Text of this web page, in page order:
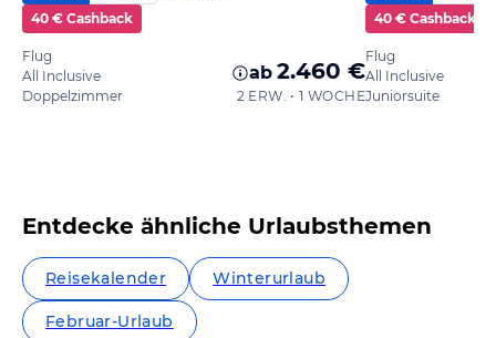
40 € Cashback
Flug
All Inclusive
Doppelzimmer
ab 2.460 €
2 ERW. • 1 WOCHE
40 € Cashback
Flug
All Inclusive
Juniorsuite
Entdecke ähnliche Urlaubsthemen
Reisekalender Winterurlaub
Februar-Urlaub